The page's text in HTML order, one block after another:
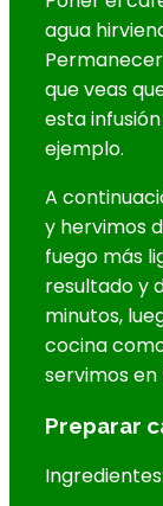
agua
que veas
esta
ejemplo.
A
y hervimos
fuego más
resultado y
minutos,
cocina
servimos en
Preparar
Ingredientes: